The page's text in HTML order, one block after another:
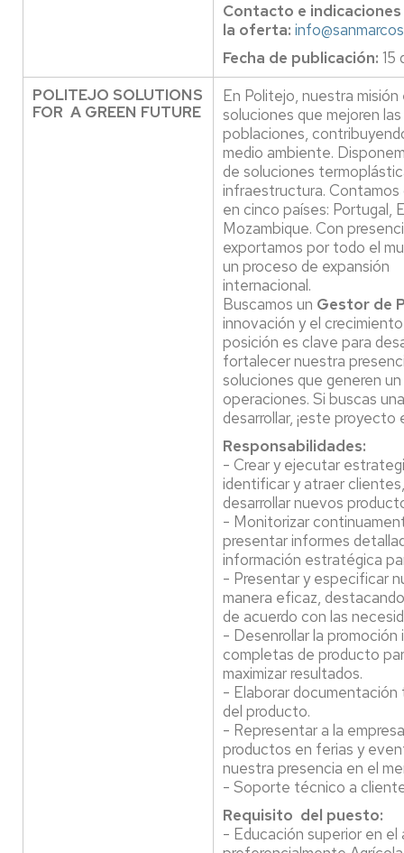
Contacto e
la oferta:
Fecha de publicación: 15
POLITEJO SOLUTIONS
FOR A GREEN FUTURE
En Politejo, nuestra
soluciones que mejoren
poblaciones,
medio ambiente.
de soluciones
infraestructura.
en cinco países: Portugal,
Mozambique. Con
exportamos por todo el
un proceso de expansión
internacional.
Buscamos un Gestor de
innovación y el
posición es clave para
fortalecer nuestra
soluciones que generen
operaciones. Si buscas
desarrollar, ¡este proyecto
Responsabilidades:
- Crear y ejecutar
identificar y atraer
desarrollar nuevos
- Monitorizar
presentar informes
información estratégica
- Presentar y especificar
manera eficaz,
de acuerdo con las
- Desenrollar la
completas de producto
maximizar resultados.
- Elaborar documentación
del producto.
- Representar a la
productos en ferias y
nuestra presencia en el
- Soporte técnico a
Requisito del puesto:
- Educación superior en el